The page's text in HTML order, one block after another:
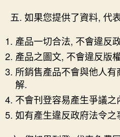
五. 如果您提供了資料, 代
產品一切合法, 不會違反
產品之圖文, 不會違反版
所銷售產品不會與他人
解.
不會刊登容易產生爭議之
如有產生違反政府法令